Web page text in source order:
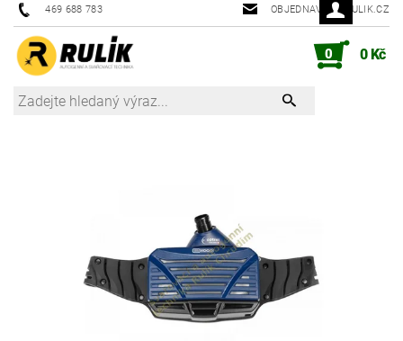
469 688 783 OBJEDNAVKY@RULIK.CZ
0 0 Kč